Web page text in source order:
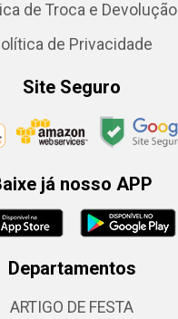
de Troca e Devolução
de Privacidade
Site Seguro
já nosso APP
Departamentos
ARTIGO DE FESTA